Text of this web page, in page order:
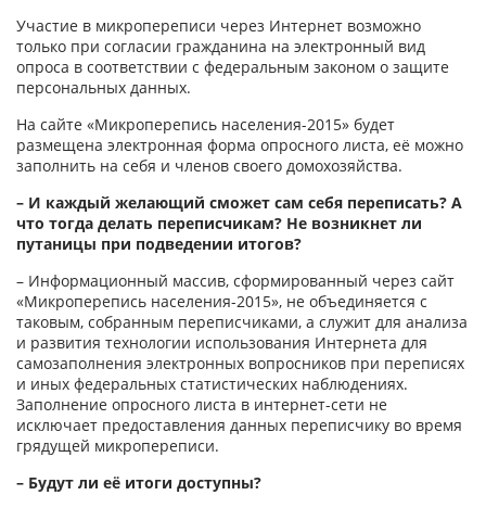
Участие в микропереписи через Интернет возможно
только при согласии гражданина на электронный вид
опроса в соответствии с федеральным законом о защите
персональных данных.
На сайте «Микроперепись населения-2015» будет
размещена электронная форма опросного листа, её можно
заполнить на себя и членов своего домохозяйства.
– И каждый желающий сможет сам себя переписать? А
что тогда делать переписчикам? Не возникнет ли
путаницы при подведении итогов?
– Информационный массив, сформированный через сайт
«Микроперепись населения-2015», не объединяется с
таковым, собранным переписчиками, а служит для анализа
и развития технологии использования Интернета для
самозаполнения электронных вопросников при переписях
и иных федеральных статистических наблюдениях.
Заполнение опросного листа в интернет-сети не
исключает предоставления данных переписчику во время
грядущей микропереписи.
– Будут ли её итоги доступны?